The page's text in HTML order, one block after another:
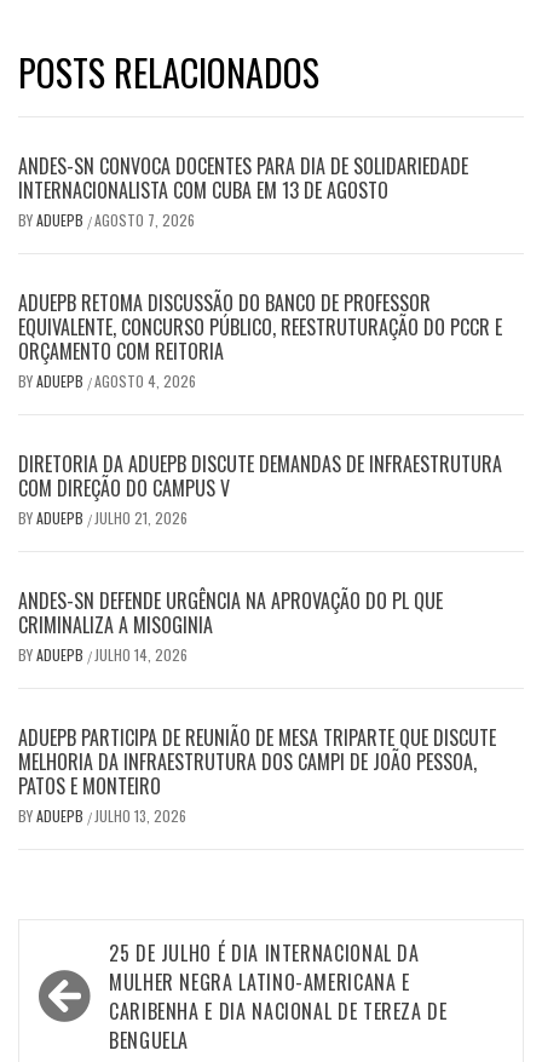
POSTS RELACIONADOS
ANDES-SN CONVOCA DOCENTES PARA DIA DE SOLIDARIEDADE
INTERNACIONALISTA COM CUBA EM 13 DE AGOSTO
BYADUEPB /AGOSTO 7, 2026
ADUEPB RETOMA DISCUSSÃO DO BANCO DE PROFESSOR
EQUIVALENTE, CONCURSO PÚBLICO, REESTRUTURAÇÃO DO PCCR E
ORÇAMENTO COM REITORIA
BYADUEPB /AGOSTO 4, 2026
DIRETORIA DA ADUEPB DISCUTE DEMANDAS DE INFRAESTRUTURA
COM DIREÇÃO DO CAMPUS V
BYADUEPB / JULHO 21, 2026
ANDES-SN DEFENDE URGÊNCIA NA APROVAÇÃO DO PL QUE
CRIMINALIZA A MISOGINIA
BYADUEPB / JULHO 14, 2026
ADUEPB PARTICIPA DE REUNIÃO DE MESA TRIPARTE QUE DISCUTE
MELHORIA DA INFRAESTRUTURA DOS CAMPI DE JOÃO PESSOA,
PATOS E MONTEIRO
BYADUEPB / JULHO 13, 2026
Navegação
de
Post
25 DE JULHO É DIA INTERNACIONAL DA
MULHER NEGRA LATINO-AMERICANA E
CARIBENHA E DIA NACIONAL DE TEREZA DE
BENGUELA